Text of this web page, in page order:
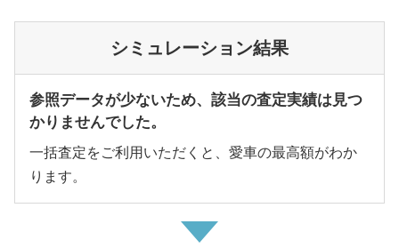
シミュレーション結果
参照データが少ないため、該当の査定実績は見つ
かりませんでした。
一括査定をご利用いただくと、愛車の最高額がわか
ります。